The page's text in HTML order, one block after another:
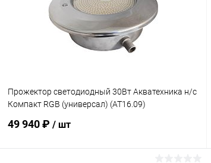
Прожектор cветодиодный 30Вт Акватехника н/с
Компакт RGB (универсал) (AT16.09)
49 940 ₽ / шт